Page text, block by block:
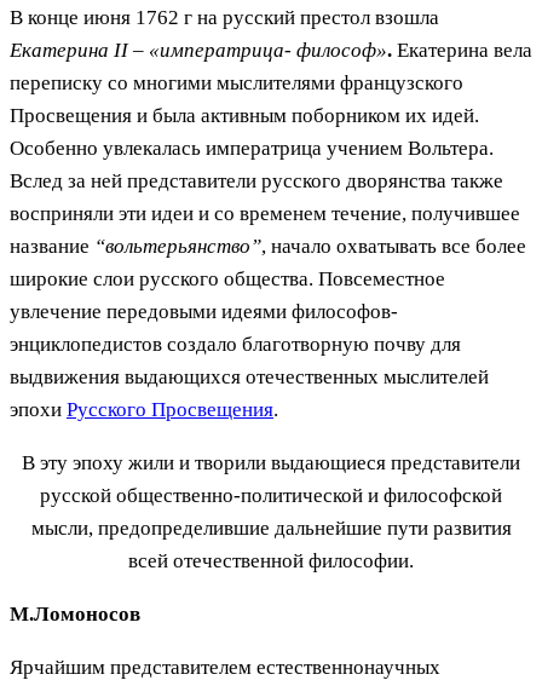
В конце июня 1762 г на русский престол взошла
Екатерина II – «императрица- философ». Екатерина вела
переписку со многими мыслителями французского
Просвещения и была активным поборником их идей.
Особенно увлекалась императрица учением Вольтера.
Вслед за ней представители русского дворянства также
восприняли эти идеи и со временем течение, получившее
название “вольтерьянство”, начало охватывать все более
широкие слои русского общества. Повсеместное
увлечение передовыми идеями философов-
энциклопедистов создало благотворную почву для
выдвижения выдающихся отечественных мыслителей
эпохи Русского Просвещения.
В эту эпоху жили и творили выдающиеся представители
русской общественно-политической и философской
мысли, предопределившие дальнейшие пути развития
всей отечественной философии.
М.Ломоносов
Ярчайшим представителем естественнонаучных